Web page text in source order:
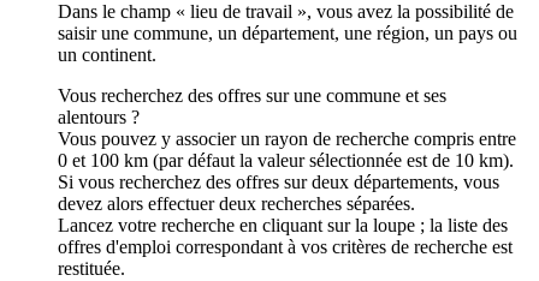
Dans le champ « lieu de travail », vous avez la possibilité de
saisir une commune, un département, une région, un pays ou
un continent.
Vous recherchez des offres sur une commune et ses
alentours ?
Vous pouvez y associer un rayon de recherche compris entre
0 et 100 km (par défaut la valeur sélectionnée est de 10 km).
Si vous recherchez des offres sur deux départements, vous
devez alors effectuer deux recherches séparées.
Lancez votre recherche en cliquant sur la loupe ; la liste des
offres d'emploi correspondant à vos critères de recherche est
restituée.